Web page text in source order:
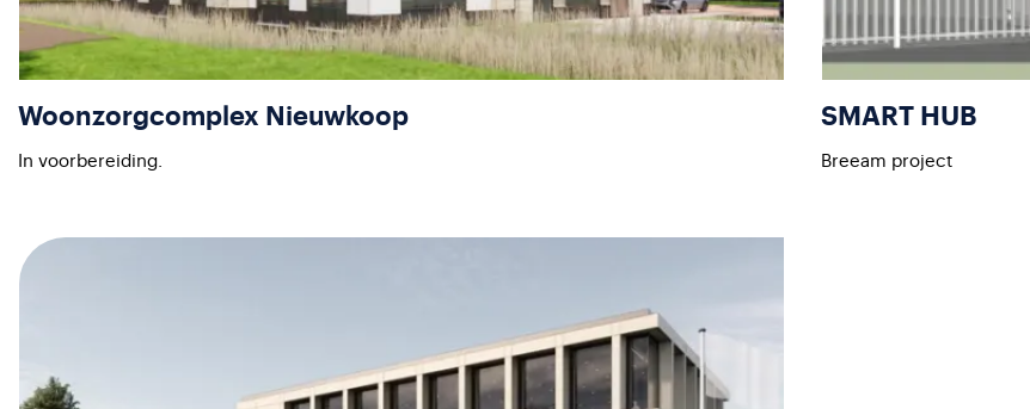
Woonzorgcomplex Nieuwkoop
In voorbereiding.
SMART HUB
Breeam project